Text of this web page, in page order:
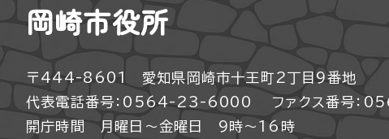
岡崎市役所
〒444-8601 愛知県岡崎市十王町2丁目9番地
代表電話番号：0564-23-6000
ファクス番号
開庁時間 月曜日～金曜日 9時～16時